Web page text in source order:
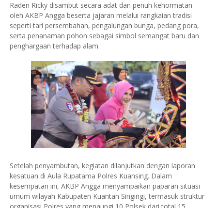
Raden Ricky disambut secara adat dan penuh kehormatan
oleh AKBP Angga beserta jajaran melalui rangkaian tradisi
seperti tari persembahan, pengalungan bunga, pedang pora,
serta penanaman pohon sebagai simbol semangat baru dan
penghargaan terhadap alam.
Setelah penyambutan, kegiatan dilanjutkan dengan laporan
kesatuan di Aula Rupatama Polres Kuansing. Dalam
kesempatan ini, AKBP Angga menyampaikan paparan situasi
umum wilayah Kabupaten Kuantan Singingi, termasuk struktur